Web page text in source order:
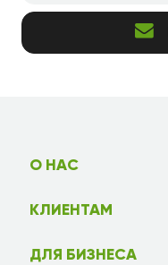
О НАС
КЛИЕНТАМ
ДЛЯ БИЗНЕСА